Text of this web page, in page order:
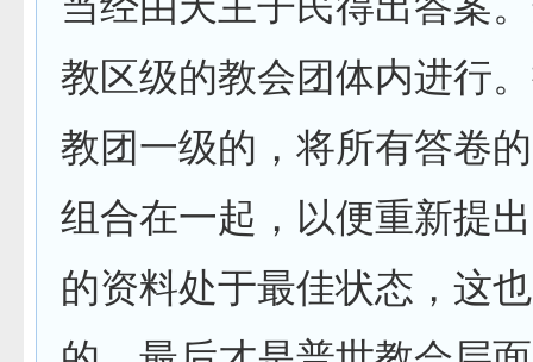
教区级的教会团体内进行
教团一级的，将所有答卷
组合在一起，以便重新提
的资料处于最佳状态，这